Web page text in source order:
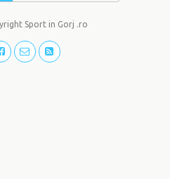
Sport in Gorj .ro